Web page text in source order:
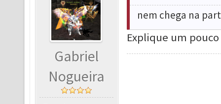
Gabriel
Nogueira
nem chega na
Explique um